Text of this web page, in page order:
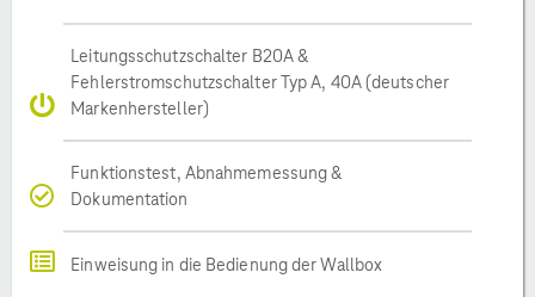
Leitungsschutzschalter B20A &
Fehlerstromschutzschalter Typ A, 40A (deutscher
Markenhersteller)
Funktionstest, Abnahmemessung &
Dokumentation
Einweisung in die Bedienung der Wallbox